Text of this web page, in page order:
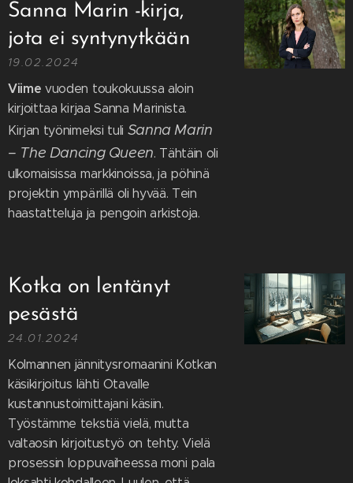
Sanna Marin -kirja,
jota ei syntynytkään
19.02.2024
Viime vuoden toukokuussa aloin
kirjoittaa kirjaa Sanna Marinista.
Kirjan työnimeksi tuli Sanna Marin
– The Dancing Queen. Tähtäin oli
ulkomaisissa markkinoissa, ja pöhinä
projektin ympärillä oli hyvää. Tein
haastatteluja ja pengoin arkistoja.
Kotka on lentänyt
pesästä
24.01.2024
Kolmannen jännitysromaanini Kotkan
käsikirjoitus lähti Otavalle
kustannustoimittajani käsiin.
Työstämme tekstiä vielä, mutta
valtaosin kirjoitustyö on tehty. Vielä
prosessin loppuvaiheessa moni pala